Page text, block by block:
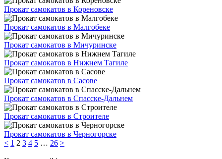
Прокат самокатов в Кореновске
Прокат самокатов в Малгобеке
Прокат самокатов в Мичуринске
Прокат самокатов в Нижнем Тагиле
Прокат самокатов в Сасове
Прокат самокатов в Спасске-Дальнем
Прокат самокатов в Строителе
Прокат самокатов в Черногорске
< 1 2 3 4 5 … 26 >